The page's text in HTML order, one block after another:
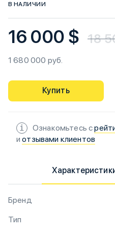
В НАЛИЧИИ
16 000 $ 18
1 680 000 руб.
Купить
Ознакомьтесь с
иотзывами клиентов
Бренд
Тип